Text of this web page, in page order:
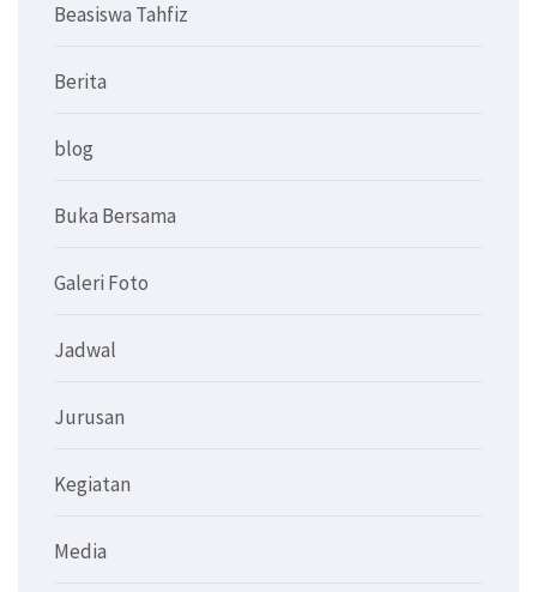
Beasiswa Tahfiz
Berita
blog
Buka Bersama
Galeri Foto
Jadwal
Jurusan
Kegiatan
Media